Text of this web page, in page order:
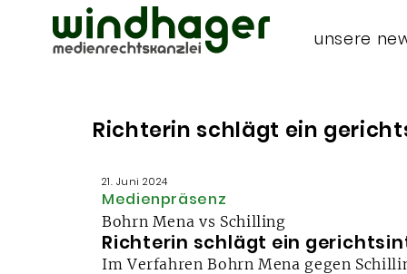
unsere
Richterin schlägt ein
21. Juni 2024
Medienpräsenz
Bohrn Mena vs Schilling
Richterin schlägt ein
Im Verfahren Bohrn Mena gegen